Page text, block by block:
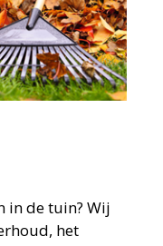
in de tuin? Wij
het